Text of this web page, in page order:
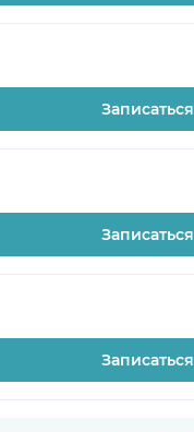
Записаться
Записаться
Записаться